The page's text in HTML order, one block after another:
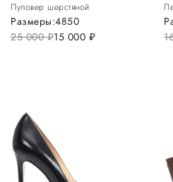
Пуловер шерстяной
25 000руб.15 000 руб.
Размеры:4850